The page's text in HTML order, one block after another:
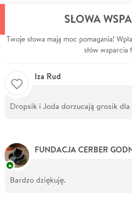
SŁOWA
Twoje słowa mają moc pomagania!
słów wsparcia
Iza Rud
Dropsik i Joda dorzucają grosik dla
Bardzo dziękuję.